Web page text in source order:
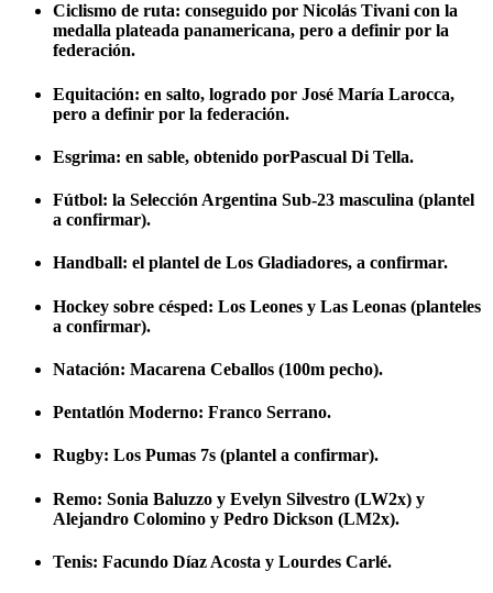
Ciclismo de ruta: conseguido por Nicolás Tivani con la
medalla plateada panamericana, pero a definir por la
federación.
Equitación: en salto, logrado por José María Larocca,
pero a definir por la federación.
Esgrima: en sable, obtenido porPascual Di Tella.
Fútbol: la Selección Argentina Sub-23 masculina (plantel
a confirmar).
Handball: el plantel de Los Gladiadores, a confirmar.
Hockey sobre césped: Los Leones y Las Leonas (planteles
a confirmar).
Natación: Macarena Ceballos (100m pecho).
Pentatlón Moderno: Franco Serrano.
Rugby: Los Pumas 7s (plantel a confirmar).
Remo: Sonia Baluzzo y Evelyn Silvestro (LW2x) y
Alejandro Colomino y Pedro Dickson (LM2x).
Tenis: Facundo Díaz Acosta y Lourdes Carlé.